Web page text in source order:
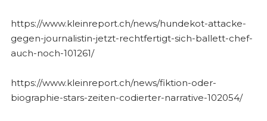
https://www.kleinreport.ch/news/hundekot-attacke-
gegen-journalistin-jetzt-rechtfertigt-sich-ballett-chef-
auch-noch-101261/
https://www.kleinreport.ch/news/fiktion-oder-
biographie-stars-zeiten-codierter-narrative-102054/